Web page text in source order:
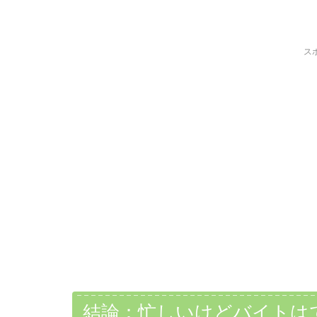
ス
結論：忙しいけどバイトは